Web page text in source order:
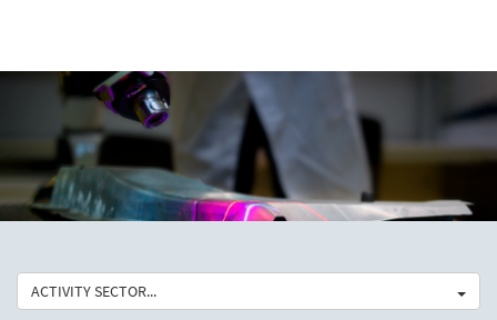
ACTIVITY SECTOR...